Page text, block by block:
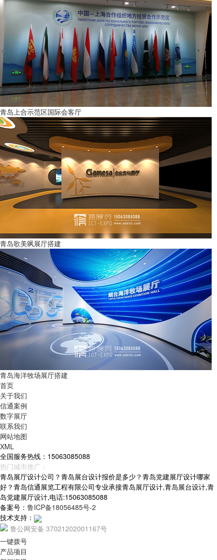
青岛上合示范区国际会客厅
青岛歌美飒展厅搭建
青岛海洋牧场展厅搭建
首页
关于我们
信通案例
数字展厅
联系我们
网站地图
XML
全国服务热线：15063085088
热门城市推广：
青岛展厅设计公司？青岛展台设计报价是多少？青岛党建展厅设计哪家
好？青岛信通展览工程有限公司专业承接青岛展厅设计,青岛展台设计,青
岛党建展厅设计,电话:15063085088
备案号： 鲁ICP备18056485号-2
技术支持：
鲁公网安备 37021202001167号
一键拨号
产品项目